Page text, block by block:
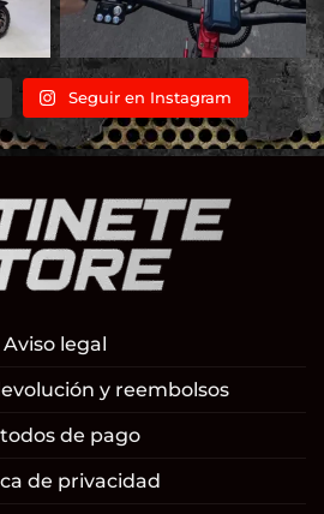
Seguir en Instagram
Aviso legal
y reembolsos
de pago
de privacidad